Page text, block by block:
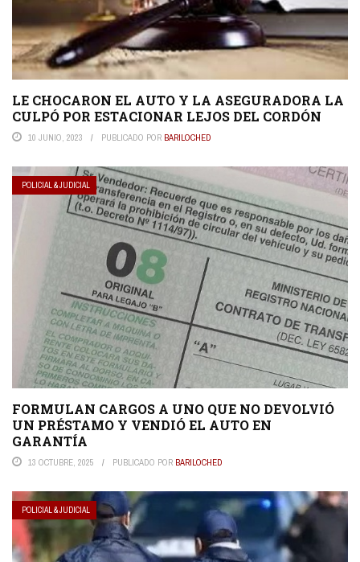
LE CHOCARON EL AUTO Y LA ASEGURADORA LA
CULPÓ POR ESTACIONAR LEJOS DEL CORDÓN
10 JUNIO, 2023 PUBLICADO POR BARILOCHED
POLICIAL & JUDICIAL
FORMULAN CARGOS A UNO QUE NO DEVOLVIÓ
UN PRÉSTAMO Y VENDIÓ EL AUTO EN
GARANTÍA
13 OCTUBRE, 2025 PUBLICADO POR BARILOCHED
POLICIAL & JUDICIAL